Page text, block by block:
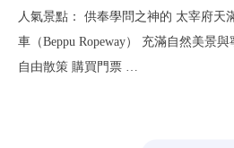
人氣景點： 供奉學問之神的 太宰府天
車（Beppu Ropeway） 充滿自然美景
自由散策 購買門票 …